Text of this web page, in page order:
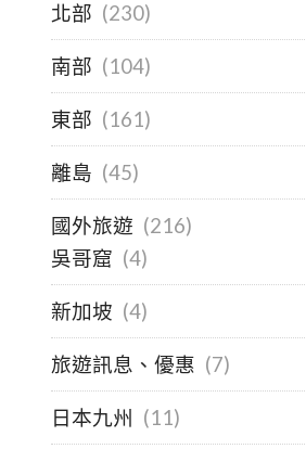
北部 (230)
南部 (104)
東部 (161)
離島 (45)
國外旅遊 (216)
吳哥窟 (4)
新加坡 (4)
旅遊訊息、優惠 (7)
日本九州 (11)